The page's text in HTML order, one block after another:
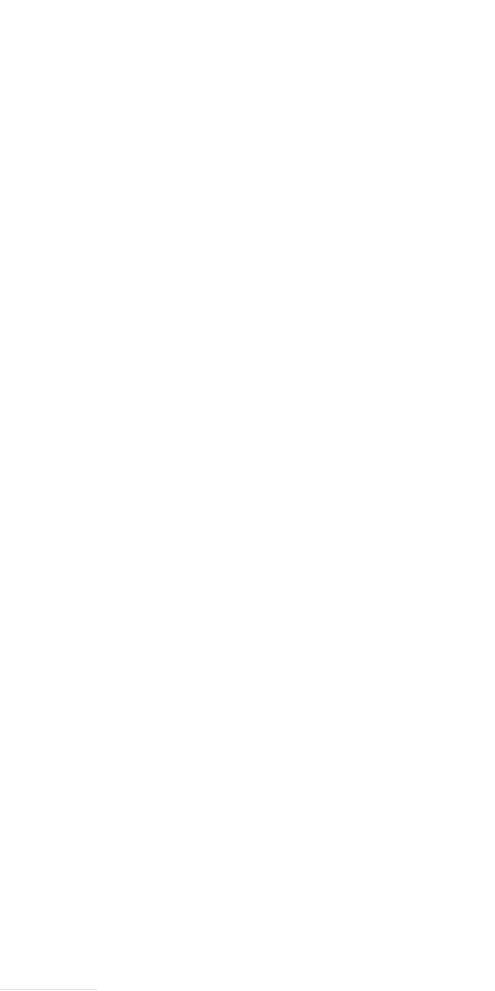
御機器販売店・
ようお願いしま
にご登録され
社の共同利用者
」に記載されて
下、フタル酸ジブチ
はありません。
品に未対応品が
年1月12日よ
ない年数を意
可)を取得する
これらの製造装
、取り引きをい